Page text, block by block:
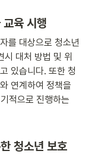
육 시행
를 대상으로 청소년
대처 방법 및 위
있습니다. 또한 청
연계하여 정책을
적으로 진행하는
청소년 보호